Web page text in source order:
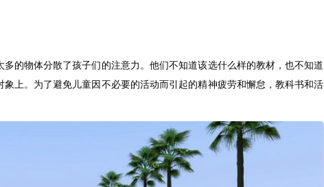
的物体分散了孩子们的注意力。他们不知道该选什么样的教材，也不知道
上。为了避免儿童因不必要的活动而引起的精神疲劳和懈怠，教科书和活